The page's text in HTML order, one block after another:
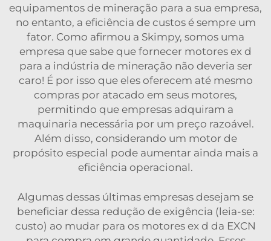
equipamentos de mineração para a sua empresa,
no entanto, a eficiência de custos é sempre um
fator. Como afirmou a Skimpy, somos uma
empresa que sabe que fornecer motores ex d
para a indústria de mineração não deveria ser
caro! É por isso que eles oferecem até mesmo
compras por atacado em seus motores,
permitindo que empresas adquiram a
maquinaria necessária por um preço razoável.
Além disso, considerando um motor de
propósito especial pode aumentar ainda mais a
eficiência operacional.
Algumas dessas últimas empresas desejam se
beneficiar dessa redução de exigência (leia-se:
custo) ao mudar para os motores ex d da EXCN